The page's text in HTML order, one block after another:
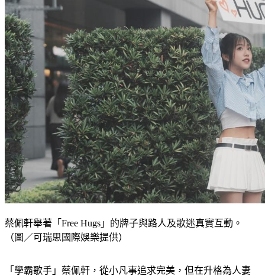
蔡佩軒舉著「Free Hugs」的牌子與路人及歌迷真實互動。
（圖／可瑞思國際娛樂提供）
「學霸歌手」蔡佩軒，從小凡事追求完美，但在升格為人妻